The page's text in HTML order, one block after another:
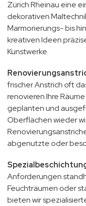
Zürich Rheinau eine
dekorativen
Marmorierungs- bis
kreativen Ideen
Kunstwerke.
frischer Anstrich oft
renovieren Ihre
geplanten und
Oberflächen wieder
abgenutzte oder
Anforderungen
Feuchträumen oder
bieten wir